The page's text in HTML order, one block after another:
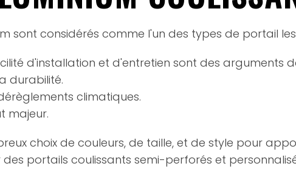
sont considérés comme l'un des types de portail
d'installation et d'entretien sont des arguments
durabilité.
climatiques.
majeur.
choix de couleurs, de taille, et de style pour
portails coulissants semi-perforés et